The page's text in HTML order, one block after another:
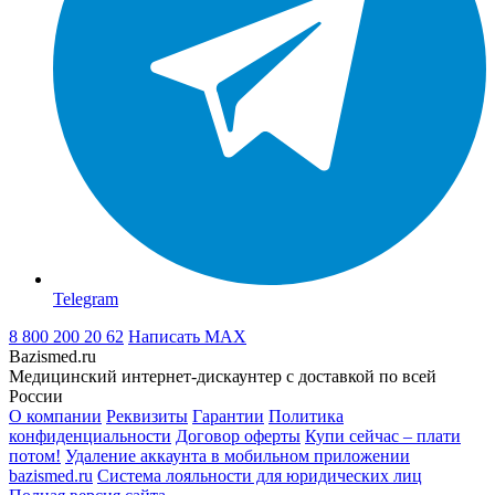
Telegram
8 800 200 20 62 Написать MAX
Bazismed.ru
Медицинский интернет-дискаунтер с доставкой по всей
России
О компании Реквизиты Гарантии Политика
конфиденциальности Договор оферты Купи сейчас – плати
потом! Удаление аккаунта в мобильном приложении
bazismed.ru Система лояльности для юридических лиц